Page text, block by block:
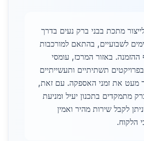
מתכת בבני ברק נעים בדרך
לשבועיים, בהתאם למורכבות
ההזמנה. באזור המרכז, עומסי
תשתיתיים ותעשייתיים
מעט את זמני האספקה. עם זאת,
מתמקדים בתכנון יעיל ומניעת
לקבל שירות מהיר ואמין
הלקוח.